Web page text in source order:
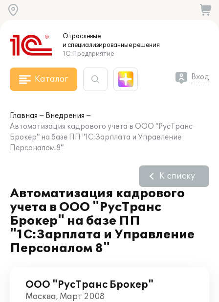
Отраслевые
и специализированныерешения
1С:Предприятие
Каталог Вход
Главная
Внедрения
Автоматизация кадрового учета в ООО "РусТранс
Брокер" на базе ПП "1С:Зарплата и Управление
Персоналом 8"
Автоматизация кадрового
учета в ООО "РусТранс
Брокер" на базе ПП
"1С:Зарплата и Управление
Персоналом 8"
К списку
ООО "РусТранс Брокер"
Москва, Март 2008